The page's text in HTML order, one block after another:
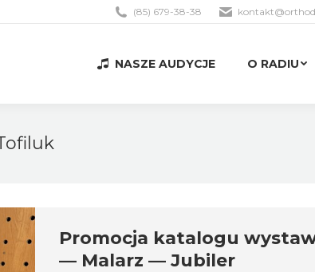
(85) 679-38-38
NASZE AUDYCJE O RADIU
Promocja katalogu
— Malarz — Jubiler